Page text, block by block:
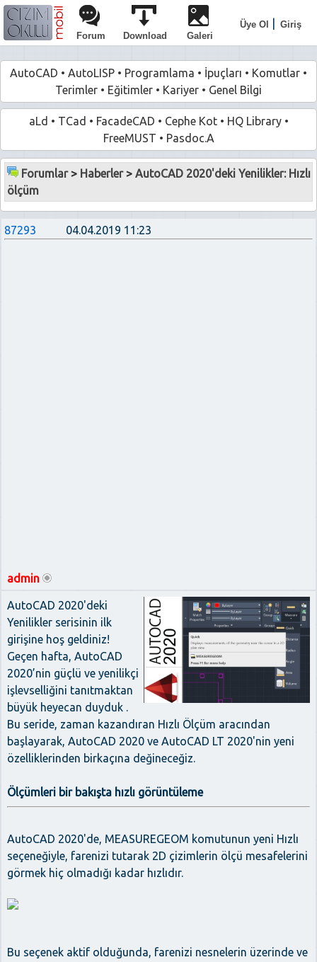
Üye Ol
Giriş
Forum
Download Galeri
AutoCAD • AutoLISP • Programlama • İpuçları • Komutlar •
Terimler • Eğitimler • Kariyer • Genel Bilgi
aLd • TCad • FacadeCAD • Cephe Kot• HQ Library•
FreeMUST • Pasdoc.A
Forumlar> Haberler>AutoCAD 2020'deki Yenilikler: Hızlı
ölçüm
87293 04.04.2019 11:23
admin
AutoCAD 2020'deki
Yenilikler serisinin ilk
girişine hoş geldiniz!
Geçen hafta, AutoCAD
2020’nin güçlü ve yenilikçi
işlevselliğini tanıtmaktan
büyük heyecan duyduk .
Bu seride, zaman kazandıran Hızlı Ölçüm aracından
başlayarak, AutoCAD 2020 ve AutoCAD LT 2020'nin yeni
özelliklerinden birkaçına değineceğiz.
Ölçümleri bir bakışta hızlı görüntüleme
AutoCAD 2020'de, MEASUREGEOM komutunun yeni Hızlı
seçeneğiyle, farenizi tutarak 2D çizimlerin ölçü mesafelerini
görmek hiç olmadığı kadar hızlıdır.
Bu seçenek aktif olduğunda, farenizi nesnelerin üzerinde ve